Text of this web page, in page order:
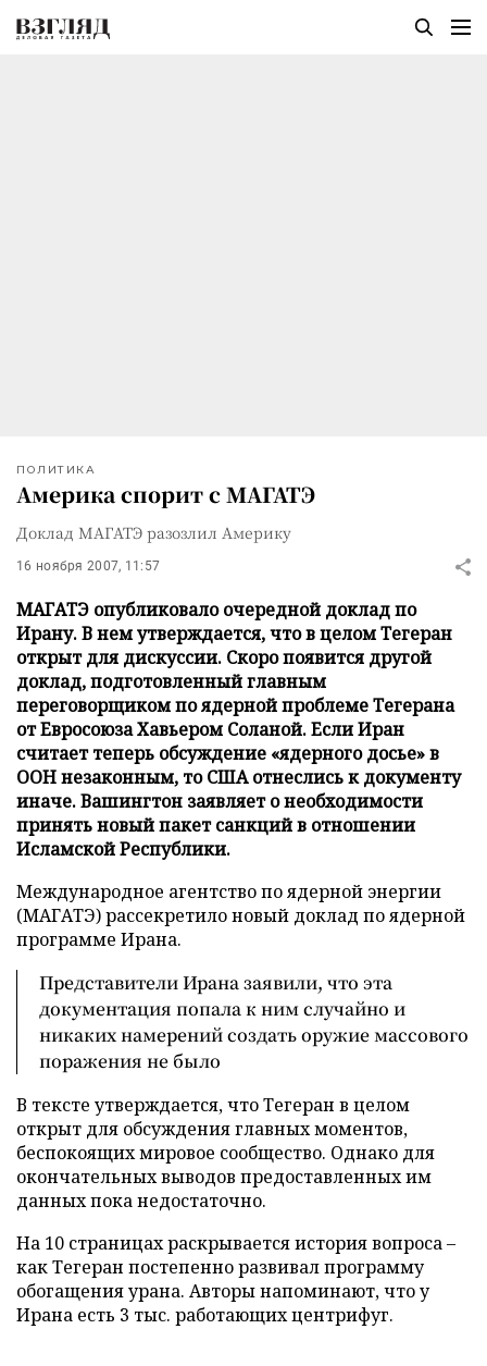
ПОЛИТИКА
Америка спорит с МАГАТЭ
Доклад МАГАТЭ разозлил Америку
16 ноября 2007, 11:57
МАГАТЭ опубликовало очередной доклад по
Ирану. В нем утверждается, что в целом Тегеран
открыт для дискуссии. Скоро появится другой
доклад, подготовленный главным
переговорщиком по ядерной проблеме Тегерана
от Евросоюза Хавьером Соланой. Если Иран
считает теперь обсуждение «ядерного досье» в
ООН незаконным, то США отнеслись к документу
иначе. Вашингтон заявляет о необходимости
принять новый пакет санкций в отношении
Исламской Республики.
Международное агентство по ядерной энергии
(МАГАТЭ) рассекретило новый доклад по ядерной
программе Ирана.
Представители Ирана заявили, что эта
документация попала к ним случайно и
никаких намерений создать оружие массового
поражения не было
В тексте утверждается, что Тегеран в целом
открыт для обсуждения главных моментов,
беспокоящих мировое сообщество. Однако для
окончательных выводов предоставленных им
данных пока недостаточно.
На 10 страницах раскрывается история вопроса –
как Тегеран постепенно развивал программу
обогащения урана. Авторы напоминают, что у
Ирана есть 3 тыс. работающих центрифуг.